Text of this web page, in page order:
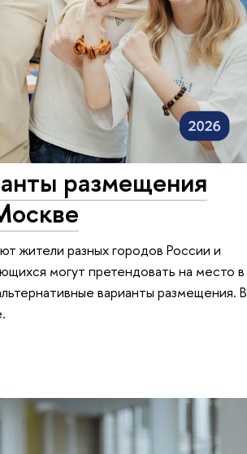
размещения
жители разных городов России и
могут претендовать на место в
варианты размещения. В